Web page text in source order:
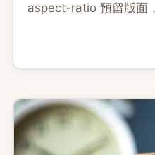
aspect-ratio 預留版面